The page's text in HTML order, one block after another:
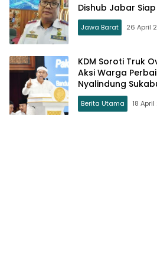
Dishub Jabar
Jawa Barat 26 April
KDM Soroti Truk
Aksi Warga
Nyalindung
Berita Utama 18